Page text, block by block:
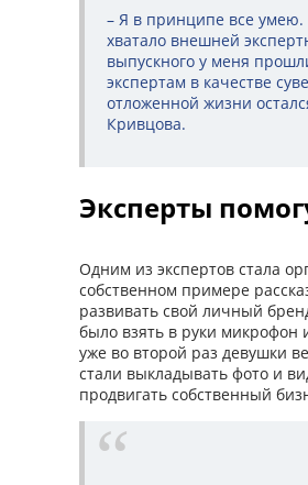
– Я в принципе все умею.
хватало внешней
выпускного у меня
экспертам в качестве
отложенной жизни
Кривцова.
Эксперты
Одним из экспертов стала
собственном примере
развивать свой личный
было взять в руки микрофон
уже во второй раз девушки
стали выкладывать фото и
продвигать собственный